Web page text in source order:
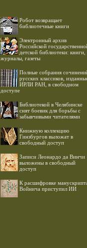
Робот возвращает
библиотечные книги
Электронный архив
Российской
детской библиотеки: книги,
журналы, газеты
Полные собрания
русских классиков,
ИРЛИ РАН, в свободном
доступе
Библиотекой в Челябинске
снят боевик для борьбы с
забывчивыми читателями
Книжную коллекцию
Гинзбургов выложат в
свободный доступ
Записи Леонардо да Винчи
выложены в свободный
доступ
К расшифровке
Войнича приступил ИИ